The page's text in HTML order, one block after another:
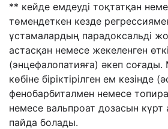
** кейде емдеуді тоқтатқан
төмендеткен кезде
ұстамалардың парадоксальді
астасқан немесе жекеленген
(энцефалопатияға) әкеп
көбіне біріктірілген ем кезінде
фенобарбиталмен немесе
немесе вальпроат дозасын күрт
пайда болады.